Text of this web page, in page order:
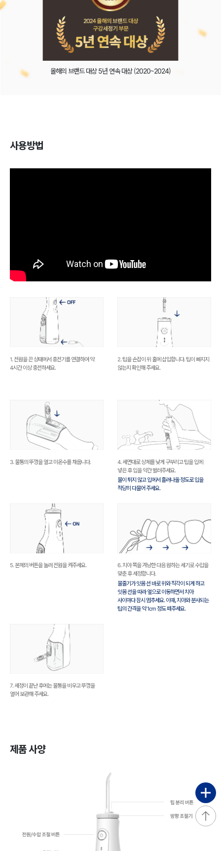
올해의 브랜드 대상 5년 연속 대상 (2020~2024)
사용방법
1. 전원을 끈 상태에서 충전기를 연결하여 약
4시간 이상 충전하세요.
2. 팁을 손잡이 위 홀에 삽입합니다. 팁이 빠지지
않는지 확인해 주세요.
3. 물통의 뚜껑을 열고 미온수를 채웁니다.
4. 세면대로 상체를 낮게 구부리고 팁을 입에
넣은 후 입을 약간 벌려주세요.
물이 튀지 않고 입에서 흘러나올 정도로 입을
적당히 다물어 주세요.
5. 본체의 버튼을 눌러 전원을 켜주세요.
6. 치아 쪽을 겨냥한 다음 원하는 세기로 수압을
맞춘 후 세정합니다.
물줄기가 잇몸 선 바로 위와 직각이 되게 하고
잇몸 선을 따라 옆으로 이동하면서 치아
사이마다 잠시 멈추세요. 이때, 치아와 분사되는
팁의 간격을 약 1cm 정도 떼주세요.
7. 세정이 끝난 후에는 물통을 비우고 뚜껑을
열어 보관해 주세요.
제품 사양